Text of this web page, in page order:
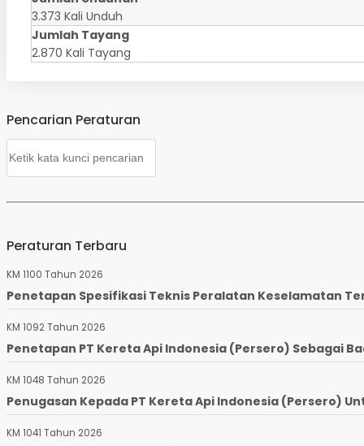
3.373 Kali Unduh
Jumlah Tayang
2.870 Kali Tayang
Pencarian Peraturan
Peraturan Terbaru
KM 1100 Tahun 2026
Penetapan Spesifikasi Teknis Peralatan Keselamatan
KM 1092 Tahun 2026
Penetapan PT Kereta Api Indonesia (Persero) Sebagai
KM 1048 Tahun 2026
Penugasan Kepada PT Kereta Api Indonesia (Persero)
KM 1041 Tahun 2026